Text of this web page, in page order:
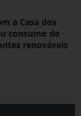
a Casa dos
consumo de
renováveis